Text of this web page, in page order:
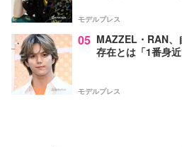
モデルプレス
05 MAZZEL・RAN、
存在とは「1番身
モデルプレス